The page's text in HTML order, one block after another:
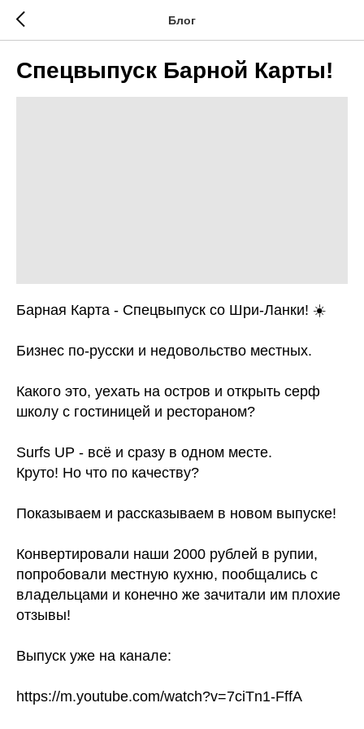
Блог
Спецвыпуск Барной Карты!
Барная Карта - Спецвыпуск со Шри-Ланки! ☀️
Бизнес по-русски и недовольство местных.
Какого это, уехать на остров и открыть серф
школу с гостиницей и рестораном?
Surfs UP - всё и сразу в одном месте.
Круто! Но что по качеству?
Показываем и рассказываем в новом выпуске!
Конвертировали наши 2000 рублей в рупии,
попробовали местную кухню, пообщались с
владельцами и конечно же зачитали им плохие
отзывы!
Выпуск уже на канале:
https://m.youtube.com/watch?v=7ciTn1-FffA